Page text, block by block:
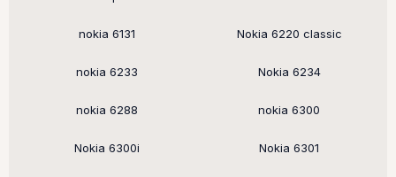
nokia 6131 Nokia 6220 classic
nokia 6233 Nokia 6234
nokia 6288 nokia 6300
Nokia 6300i Nokia 6301